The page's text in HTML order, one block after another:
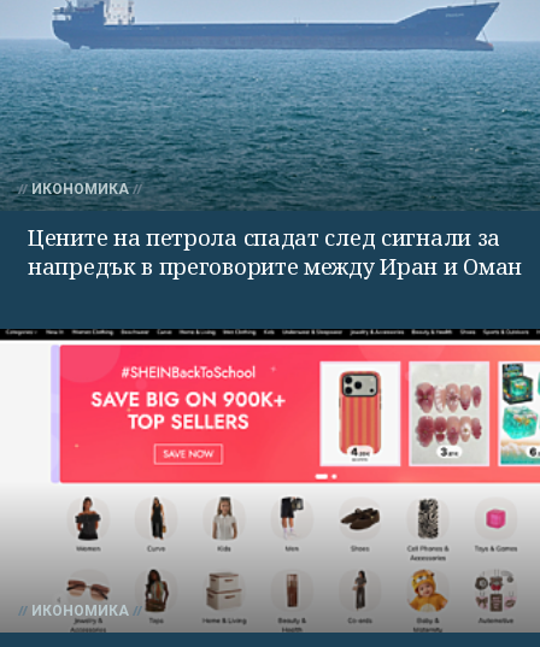
ИКОНОМИКА
Цените на петрола спадат след сигнали за
напредък в преговорите между Иран и Оман
ИКОНОМИКА